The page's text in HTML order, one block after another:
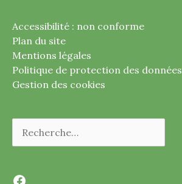
Accessibilité : non conforme
Plan du site
Mentions légales
Politique de protection des données
Gestion des cookies
Facebook